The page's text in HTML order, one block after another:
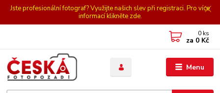
Jste profesionální fotograf? Využijte našich slev při registraci. Pro více
informací klikněte zde.
Menu
0 ks
za 0 Kč